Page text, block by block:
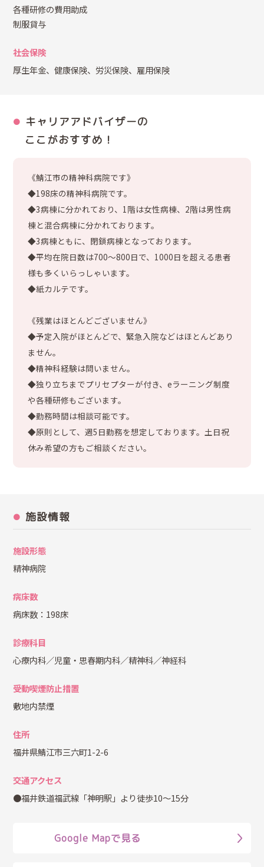
各種研修の費用助成
制服貸与
社会保険
厚生年金、健康保険、労災保険、雇用保険
キャリアアドバイザーの
ここがおすすめ！
《鯖江市の精神科病院です》
◆198床の精神科病院です。
◆3病棟に分かれており、1階は女性病棟、2階は男性病
棟と混合病棟に分かれております。
◆3病棟ともに、閉鎖病棟となっております。
◆平均在院日数は700～800日で、1000日を超える患者
様も多くいらっしゃいます。
◆紙カルテです。
《残業はほとんどございません》
◆予定入院がほとんどで、緊急入院などはほとんどあり
ません。
◆精神科経験は問いません。
◆独り立ちまでプリセプターが付き、eラーニング制度
や各種研修もございます。
◆勤務時間は相談可能です。
◆原則として、週5日勤務を想定しております。土日祝
休み希望の方もご相談ください。
施設情報
施設形態
精神病院
病床数
病床数：198床
診療科目
心療内科／児童・思春期内科／精神科／神経科
受動喫煙防止措置
敷地内禁煙
住所
福井県鯖江市三六町1-2-6
交通アクセス
●福井鉄道福武線「神明駅」より徒歩10～15分
Google Mapで見る